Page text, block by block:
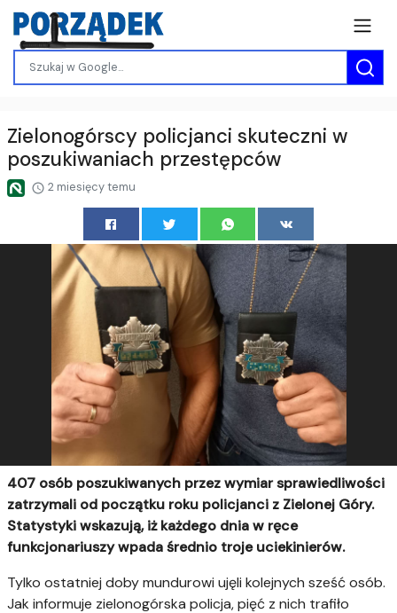
Zielonogórscy policjanci skuteczni w
poszukiwaniach przestępców
2 miesięcy temu
407 osób poszukiwanych przez wymiar sprawiedliwości
zatrzymali od początku roku policjanci z Zielonej Góry.
Statystyki wskazują, iż każdego dnia w ręce
funkcjonariuszy wpada średnio troje uciekinierów.
Tylko ostatniej doby mundurowi ujęli kolejnych sześć osób.
Jak informuje zielonogórska policja, pięć z nich trafiło